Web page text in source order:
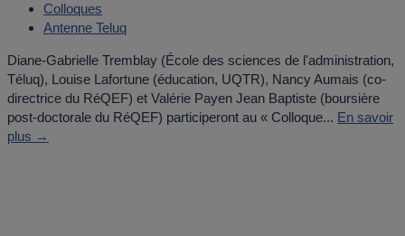
Colloques
Antenne Teluq
Diane-Gabrielle Tremblay (École des sciences de l'administration,
Téluq), Louise Lafortune (éducation, UQTR), Nancy Aumais (co-
directrice du RéQEF) et Valérie Payen Jean Baptiste (boursière
post-doctorale du RéQEF) participeront au « Colloque... En savoir
plus →